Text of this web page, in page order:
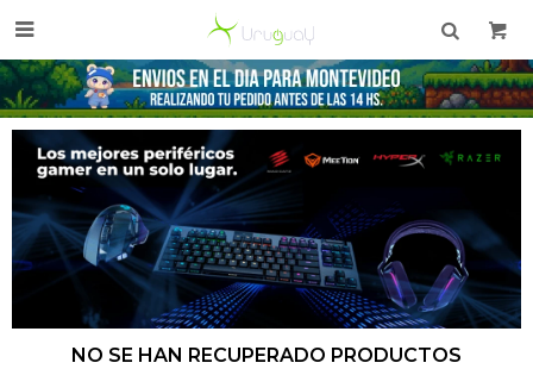

NO SE HAN RECUPERADO PRODUCTOS